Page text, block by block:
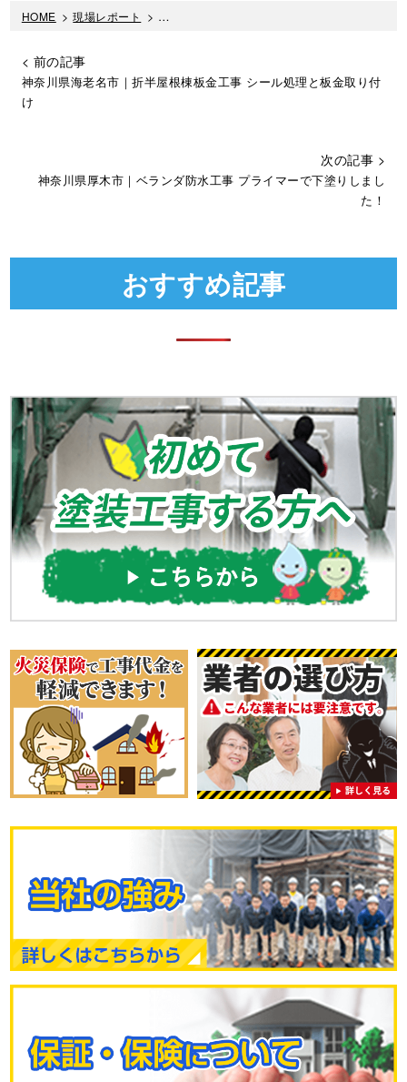
HOME >現場レポート > 外壁を下塗りしたか、しないかで耐久性が違い
< 前の記事
神奈川県海老名市｜折半屋根棟板金工事 シール処理と板金取り付
け
次の記事 >
神奈川県厚木市｜ベランダ防水工事 プライマーで下塗りしまし
た！
おすすめ記事